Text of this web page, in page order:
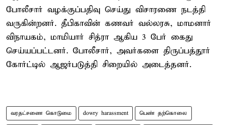
போலீசார் வழக்குப்பதிவு செய்து விசாரணை நடத்தி
வருகின்றனர். தீபிகாவின் கணவர் வல்லரசு, மாமனார்
விநாயகம், மாமியார் சித்ரா ஆகிய 3 பேர் கைது
செய்யப்பட்டனர். போலீசார், அவர்களை திருப்பத்தூர்
கோர்ட்டில் ஆஜர்படுத்தி சிறையில் அடைத்தனர்.
வரதட்சணை கொடுமை dowry harassment பெண் தற்கொலை